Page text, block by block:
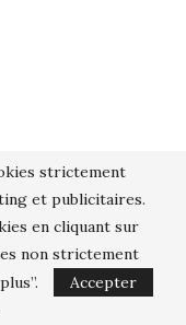
strictement
et publicitaires.
en cliquant sur
non strictement
Accepter